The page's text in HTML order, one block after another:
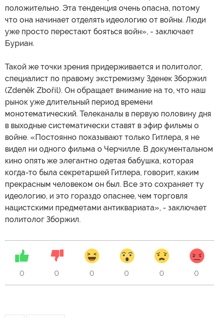
положительно. Эта тенденция очень опасна, потому
что она начинает отделять идеологию от войны. Люди
уже просто перестают бояться войн», - заключает
Буриан.
Такой же точки зрения придерживается и политолог,
специалист по правому экстремизму Зденек Зборжил
(Zdeněk Zbořil). Он обращает внимание на то, что наш
рынок уже длительный период времени
монотематический. Телеканалы в первую половину дня
в выходные систематически ставят в эфир фильмы о
войне. «Постоянно показывают только Гитлера, я не
видел ни одного фильма о Черчилле. В документальном
кино опять же элегантно одетая бабушка, которая
когда-то была секретаршей Гитлера, говорит, каким
прекрасным человеком он был. Все это сохраняет ту
идеологию, и это гораздо опаснее, чем торговля
нацистскими предметами антиквариата», - заключает
политолог Зборжил.
0 0 0 0 0 0